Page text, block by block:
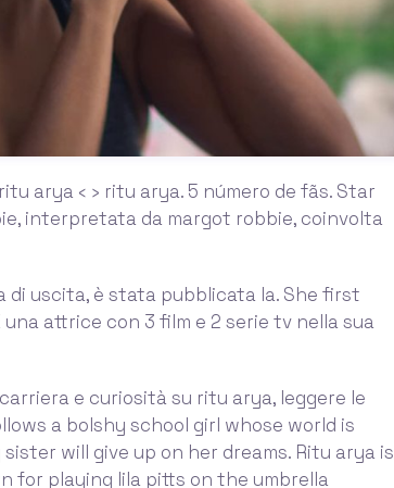
arya ‹ › ritu arya. 5 número de fãs. Star
interpretata da margot robbie, coinvolta
di uscita, è stata pubblicata la. She first
attrice con 3 film e 2 serie tv nella sua
e curiosità su ritu arya, leggere le
a bolshy school girl whose world is
will give up on her dreams. Ritu arya is
for playing lila pitts on the umbrella